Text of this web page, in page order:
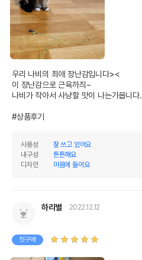
우리 나비의 최애 장난감입니다><
이 장난감으로 근육까즤~
나비가 작아서 사냥할 맛이 나는가봅니다.
#상품후기
사용성
잘 쓰고 있어요
내구성
튼튼해요
디자인
마음에 들어요
하리별 2022.12.12
첫구매